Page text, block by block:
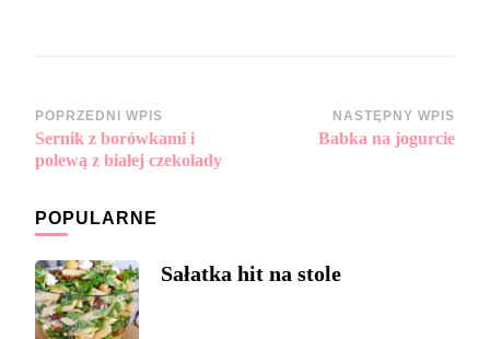
Zobacz
wpisy
POPRZEDNI WPIS
Sernik z borówkami i
polewą z białej czekolady
NASTĘPNY WPIS
Babka na jogurcie
POPULARNE
Sałatka hit na stole